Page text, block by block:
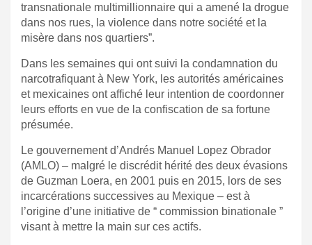
transnationale multimillionnaire qui a amené la drogue
dans nos rues, la violence dans notre société et la
misère dans nos quartiers”.
Dans les semaines qui ont suivi la condamnation du
narcotrafiquant à New York, les autorités américaines
et mexicaines ont affiché leur intention de coordonner
leurs efforts en vue de la confiscation de sa fortune
présumée.
Le gouvernement d’Andrés Manuel Lopez Obrador
(AMLO) – malgré le discrédit hérité des deux évasions
de Guzman Loera, en 2001 puis en 2015, lors de ses
incarcérations successives au Mexique – est à
l’origine d’une initiative de “ commission binationale ”
visant à mettre la main sur ces actifs.